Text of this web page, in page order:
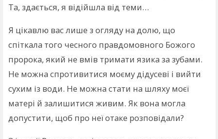
Та, здається, я відійшла від теми…
Я цікавлю вас лише з огляду на долю, що
спіткала того чесного правдомовного Божого
пророка, який не вмів тримати язика за зубами.
Не можна спротивитися моєму дідусеві і вийти
сухим із води. Не можна стати на шляху моєї
матері й залишитися живим. Як вона могла
допустити, щоб про неї отаке розповідали?